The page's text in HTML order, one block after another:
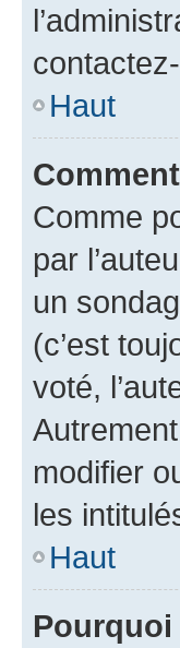
Haut
Comme
par
un
(c’est
voté,
modifier
les
Haut